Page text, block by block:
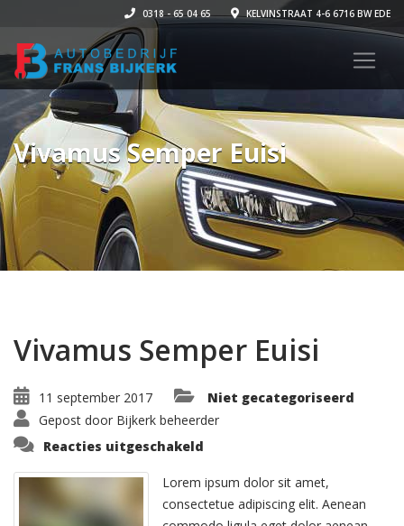
0318 - 65 04 65 KELVINSTRAAT 4-6 6716 BW EDE
Vivamus Semper Euisi
Vivamus Semper Euisi
11 september 2017
Niet gecategoriseerd
Gepost door Bijkerk beheerder
Reacties uitgeschakeld
Euisi
Lorem ipsum dolor sit amet,
consectetue adipiscing elit. Aenean